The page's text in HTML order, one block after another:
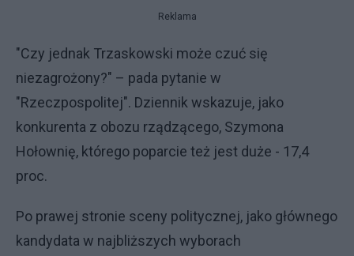
Reklama
"Czy jednak Trzaskowski może czuć się
niezagrożony?" – pada pytanie w
"Rzeczpospolitej". Dziennik wskazuje, jako
konkurenta z obozu rządzącego, Szymona
Hołownię, którego poparcie też jest duże - 17,4
proc.
Po prawej stronie sceny politycznej, jako głównego
kandydata w najbliższych wyborach